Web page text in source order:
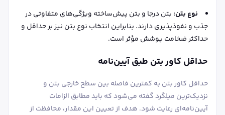
نوع بتن: بتن درجا و بتن پیش‌ساخته ویژگی‌های متفاوتی در
جذب و نفوذپذیری دارند. بنابراین انتخاب نوع بتن نیز بر حداقل و
حداکثر ضخامت پوشش مؤثر است.
حداقل کاور بتن طبق آیین‌نامه
حداقل کاور بتن به کمترین فاصله بین سطح خارجی بتن و
نزدیک‌ترین میلگرد گفته می‌شود که باید مطابق الزامات
آیین‌نامه‌ای رعایت شود. هدف از تعیین این مقدار، محافظت از